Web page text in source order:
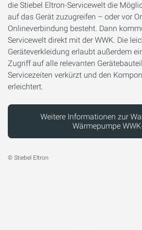
die Stiebel Eltron-Servicewelt die
auf das Gerät zuzugreifen – oder vor
Onlineverbindung besteht. Dann
Servicewelt direkt mit der WWK. Die
Geräteverkleidung erlaubt außerdem
Zugriff auf alle relevanten
Servicezeiten verkürzt und den
erleichtert.
Weitere Informationen zur
Wärmepumpe
© Stiebel Eltron